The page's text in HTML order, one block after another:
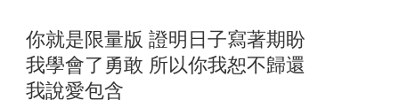
你就是限量版 證明日子寫著期盼
我學會了勇敢 所以你我恕不歸還
我說愛包含